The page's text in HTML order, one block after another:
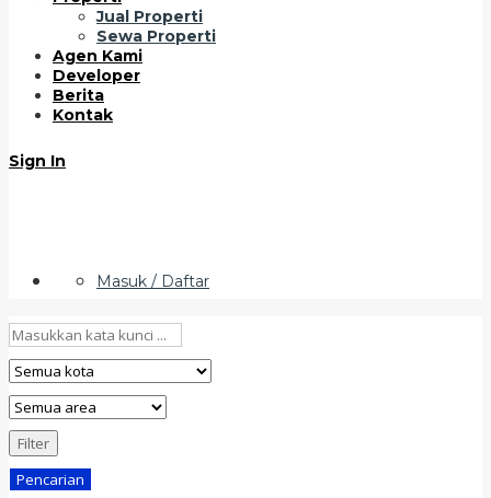
Jual Properti
Sewa Properti
Agen Kami
Developer
Berita
Kontak
Sign In
Masuk / Daftar
Filter
Pencarian